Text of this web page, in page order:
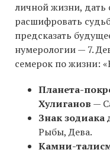
личной жизни, дать
расшифровать
предсказать
нумерологии — 7.
семерок по жизни:
Планета-
Хулиганов —
Знак
Рыбы, Дева.
Камни-